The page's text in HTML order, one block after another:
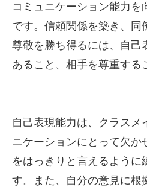
コミュニケーション能力を
です。信頼関係を築き、同
尊敬を勝ち得るには、自己
あること、相手を尊重する
自己表現能力は、クラスメ
ニケーションにとって欠か
をはっきりと言えるように
す。また、自分の意見に根